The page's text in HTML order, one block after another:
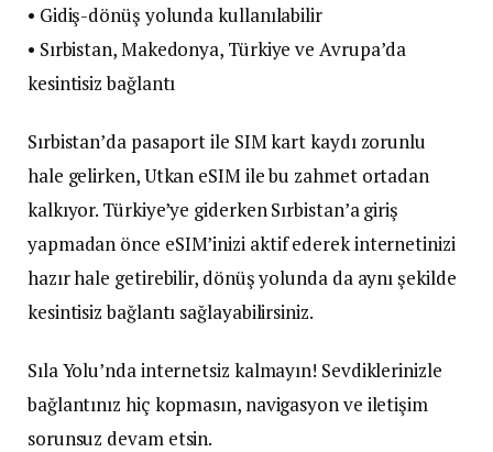
• Gidiş-dönüş yolunda kullanılabilir
• Sırbistan, Makedonya, Türkiye ve Avrupa’da
kesintisiz bağlantı
Sırbistan’da pasaport ile SIM kart kaydı zorunlu
hale gelirken, Utkan eSIM ile bu zahmet ortadan
kalkıyor. Türkiye’ye giderken Sırbistan’a giriş
yapmadan önce eSIM’inizi aktif ederek internetinizi
hazır hale getirebilir, dönüş yolunda da aynı şekilde
kesintisiz bağlantı sağlayabilirsiniz.
Sıla Yolu’nda internetsiz kalmayın! Sevdiklerinizle
bağlantınız hiç kopmasın, navigasyon ve iletişim
sorunsuz devam etsin.